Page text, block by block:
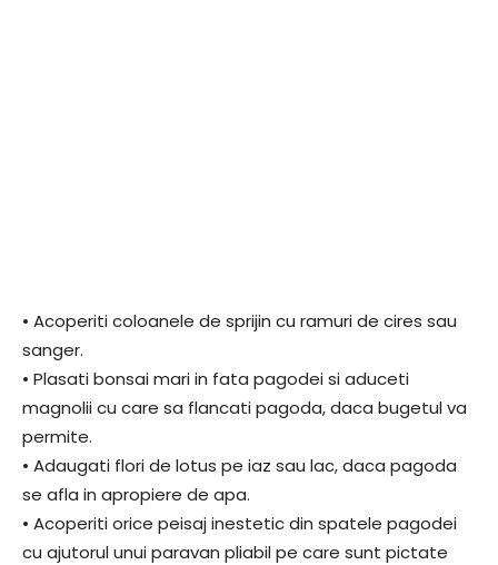
• Acoperiti coloanele de sprijin cu ramuri de cires sau
sanger.
• Plasati bonsai mari in fata pagodei si aduceti
magnolii cu care sa flancati pagoda, daca bugetul va
permite.
• Adaugati flori de lotus pe iaz sau lac, daca pagoda
se afla in apropiere de apa.
• Acoperiti orice peisaj inestetic din spatele pagodei
cu ajutorul unui paravan pliabil pe care sunt pictate